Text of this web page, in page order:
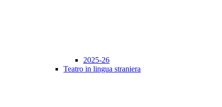
2025-26
Teatro in lingua straniera